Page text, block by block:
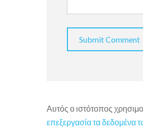
Αυτός ο ιστότοπος
επεξεργασία τα δεδομένα